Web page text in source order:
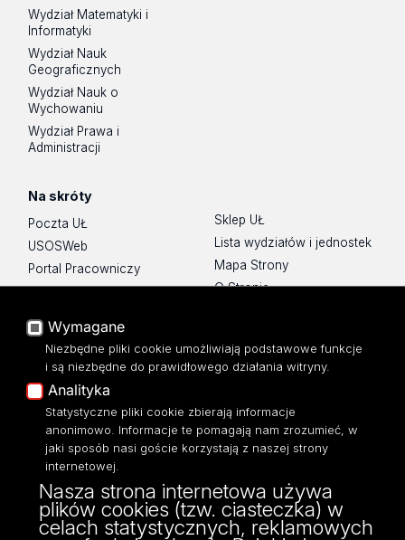
Wydział Matematyki i
Informatyki
Wydział Nauk
Geograficznych
Wydział Nauk o
Wychowaniu
Wydział Prawa i
Administracji
Na skróty
Poczta UŁ
USOSWeb
Portal Pracowniczy
Baza Aktów Własnych
Moodle
Eksperci UŁ
Polityka Prywatności
Dostępność
Sklep UŁ
Lista wydziałów i jednostek
Mapa Strony
O Stronie
ul. Narutowicza 68, 90-136 Łódź
NIP: 724 000 32 43
Adres do doręczeń elektronicznych (ADE):
Wymagane
Niezbędne pliki cookie umożliwiają podstawowe funkcje
i są niezbędne do prawidłowego działania witryny.
Analityka
Statystyczne pliki cookie zbierają informacje
anonimowo. Informacje te pomagają nam zrozumieć, w
jaki sposób nasi goście korzystają z naszej strony
internetowej.
Nasza strona internetowa używa
plików cookies (tzw. ciasteczka) w
celach statystycznych, reklamowych